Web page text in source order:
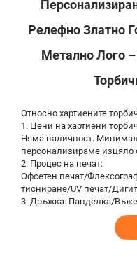
Релефно Златно
Метално Лого
Относно хартиените
1. Цени на хартиени
Няма наличност.
персонализираме изцяло
2. Процес на печат:
Офсетен печат/
тисниране/UV печат/
3. Дръжка: Панделка/Въже